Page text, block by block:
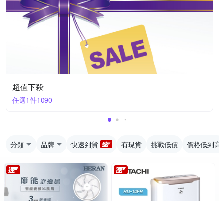
超值下殺
任選1件1090
分類 品牌 快速到貨 有現貨 挑戰低價 價格低到